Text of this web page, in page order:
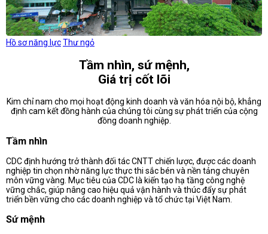
Hồ sơ năng lựcThư ngỏ
Tầm nhìn, sứ mệnh,
Giá trị cốt lõi
Kim chỉ nam cho mọi hoạt động kinh doanh và văn hóa nội bộ, khẳng
định cam kết đồng hành của chúng tôi cùng sự phát triển của cộng
đồng doanh nghiệp.
Tầm nhìn
CDC định hướng trở thành đối tác CNTT chiến lược, được các doanh
nghiệp tin chọn nhờ năng lực thực thi sắc bén và nền tảng chuyên
môn vững vàng. Mục tiêu của CDC là kiến tạo hạ tầng công nghệ
vững chắc, giúp nâng cao hiệu quả vận hành và thúc đẩy sự phát
triển bền vững cho các doanh nghiệp và tổ chức tại Việt Nam.
Sứ mệnh